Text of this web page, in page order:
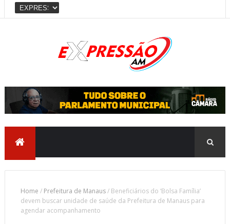
Home / Prefeitura de Manaus/ Beneficiários do ‘Bolsa Família’
devem buscar unidade de saúde da Prefeitura de Manaus para
agendar acompanhamento